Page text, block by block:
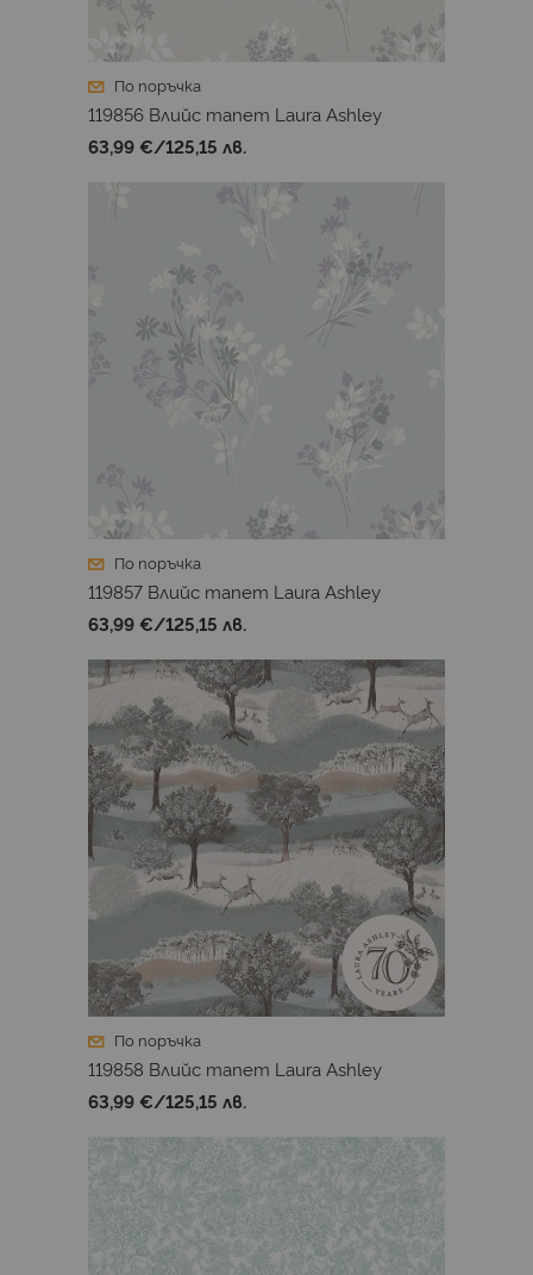
По поръчка
119856 Влийс тапет Laura Ashley
63,99 €/125,15 лв.
По поръчка
119857 Влийс тапет Laura Ashley
63,99 €/125,15 лв.
По поръчка
119858 Влийс тапет Laura Ashley
63,99 €/125,15 лв.